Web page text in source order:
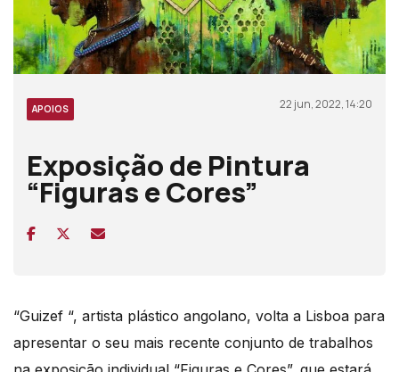
APOIOS 22 jun, 2022, 14:20
Exposição de Pintura
“Figuras e Cores”
“Guizef “, artista plástico angolano, volta a Lisboa para
apresentar o seu mais recente conjunto de trabalhos